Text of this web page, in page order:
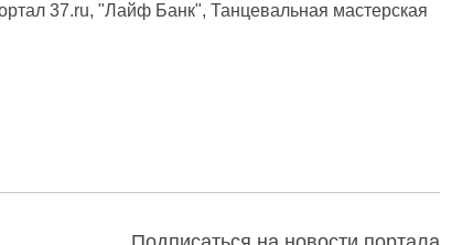
37.ru, "Лайф Банк", Танцевальная мастерская